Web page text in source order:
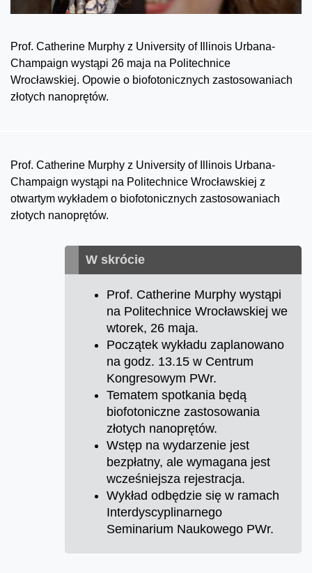
Prof. Catherine Murphy z University of Illinois Urbana-
Champaign wystąpi 26 maja na Politechnice
Wrocławskiej. Opowie o biofotonicznych zastosowaniach
złotych nanoprętów.
Prof. Catherine Murphy z University of Illinois Urbana-
Champaign wystąpi na Politechnice Wrocławskiej z
otwartym wykładem o biofotonicznych zastosowaniach
złotych nanoprętów.
W skrócie
Prof. Catherine Murphy wystąpi
na Politechnice Wrocławskiej we
wtorek, 26 maja.
Początek wykładu zaplanowano
na godz. 13.15 w Centrum
Kongresowym PWr.
Tematem spotkania będą
biofotoniczne zastosowania
złotych nanoprętów.
Wstęp na wydarzenie jest
bezpłatny, ale wymagana jest
wcześniejsza rejestracja.
Wykład odbędzie się w ramach
Interdyscyplinarnego
Seminarium Naukowego PWr.